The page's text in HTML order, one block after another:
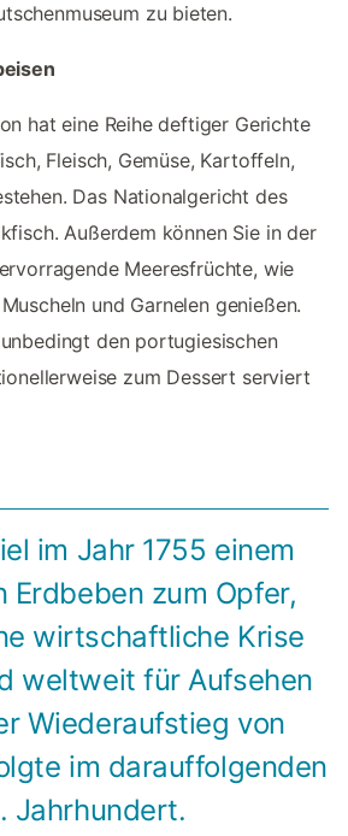
zu bieten.
hat eine Reihe deftiger Gerichte
Fleisch, Gemüse, Kartoffeln,
Das Nationalgericht des
Außerdem können Sie in der
Meeresfrüchte, wie
und Garnelen genießen.
den portugiesischen
zum Dessert serviert
im Jahr 1755 einem
Erdbeben zum Opfer,
wirtschaftliche Krise
weltweit für Aufsehen
Wiederaufstieg von
im darauffolgenden
Jahrhundert.